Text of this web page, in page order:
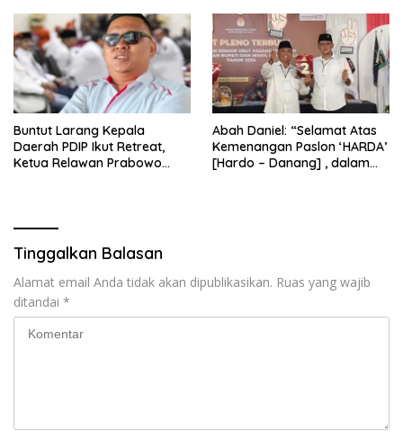
Buntut Larang Kepala
Daerah PDIP Ikut Retreat,
Ketua Relawan Prabowo
Abah Daniel: “Selamat Atas
Kemenangan Paslon ‘HARDA’
[Hardo – Danang] , dalam
Tinggalkan Balasan
Alamat email Anda tidak akan dipublikasikan. Ruas yang wajib
ditandai *